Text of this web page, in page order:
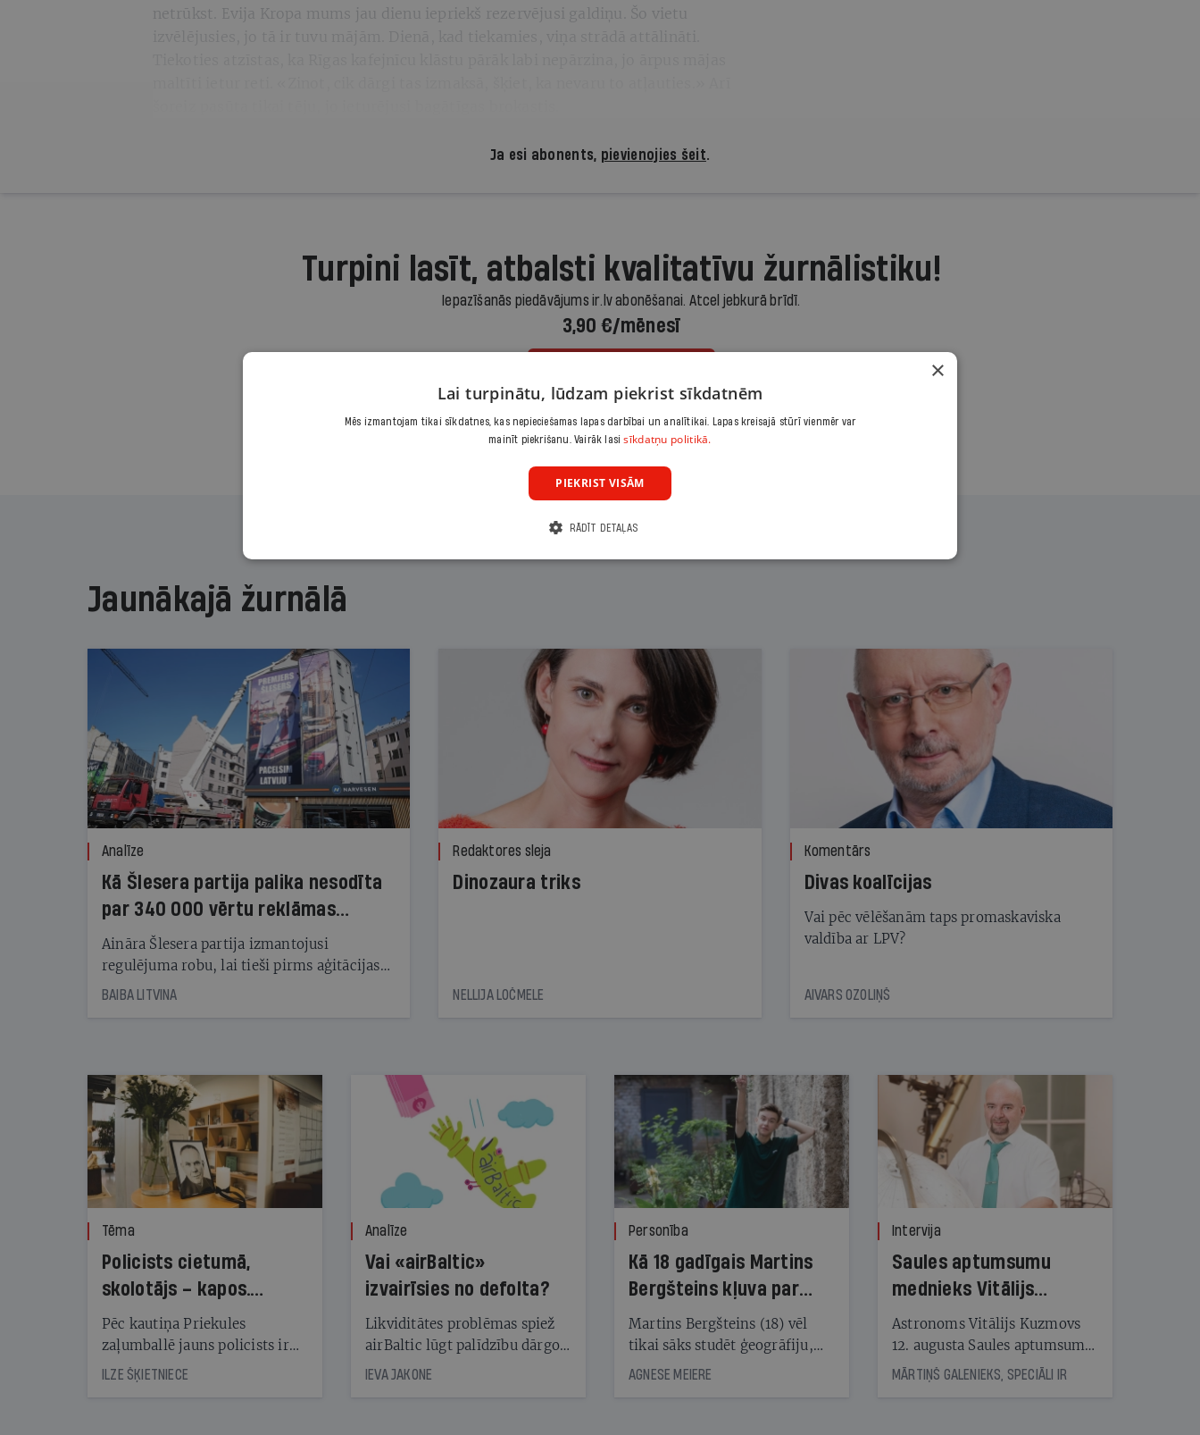
netrūkst. Evija Kropa mums jau dienu iepriekš rezervējusi galdiņu. Šo vietu
Ja esi abonents, pievienojies šeit.
Turpini lasīt, atbalsti kvalitatīvu žurnālistiku!
Iepazīšanās piedāvājums ir.lv abonēšanai. Atcel jebkurā brīdī.
3,90 €/mēnesī
Citas abonēšanas iespējas meklē šeit
Jaunākajā žurnālā
Analīze
Kā Šlesera partija palika nesodīta
par 340 000 vērtu reklāmas
kampaņu
Aināra Šlesera partija izmantojusi
regulējuma robu, lai tieši pirms aģitācijas
starta izreklamētos par summu, kas
BAIBA LITVINA
Redaktores sleja
Dinozaura triks
NELLIJA LOČMELE
Komentārs
Divas koalīcijas
Vai pēc vēlēšanām taps promaskaviska
valdība ar LPV?
AIVARS OZOLIŅŠ
Tēma
Policists cietumā,
skolotājs – kapos.
Reibuma cena Priekulē
Pēc kautiņa Priekules
zaļumballē jauns policists ir
nonācis cietumā, bet
cienījams pedagogs — kapos.
ILZE ŠĶIETNIECE
Analīze
Vai «airBaltic»
izvairīsies no defolta?
Likviditātes problēmas spiež
airBaltic lūgt palīdzību dārgo
obligāciju turētājiem, taču
IEVA JAKONE
Personība
Kā 18 gadīgais Martins
Bergšteins kļuva par
laika ziņu seju?
Martins Bergšteins (18) vēl
tikai sāks studēt ģeogrāfiju,
bet viņa sacītajam jau uzticas
AGNESE MEIERE
Intervija
Saules aptumsumu
mednieks Vitālijs
Kuzmovs
Astronoms Vitālijs Kuzmovs
12. augusta Saules aptumsumu
dosies vērot Maļorkā, kur tas
būs pilns. Jau nākamajā dienā
MĀRTIŅŠ GALENIEKS, SPECIĀLI IR
×
Lai turpinātu, lūdzam piekrist sīkdatnēm
Mēs izmantojam tikai sīkdatnes, kas nepieciešamas lapas darbībai un analītikai. Lapas kreisajā stūrī vienmēr var
mainīt piekrišanu. Vairāk lasisīkdatņu politikā.
PIEKRIST VISĀM
RĀDĪT DETAĻAS